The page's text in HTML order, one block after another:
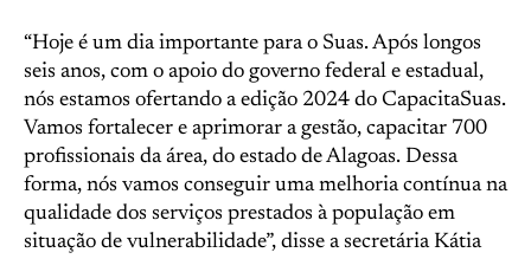
“Hoje é um dia importante para o Suas. Após longos
seis anos, com o apoio do governo federal e estadual,
nós estamos ofertando a edição 2024 do CapacitaSuas.
Vamos fortalecer e aprimorar a gestão, capacitar 700
profissionais da área, do estado de Alagoas. Dessa
forma, nós vamos conseguir uma melhoria contínua na
qualidade dos serviços prestados à população em
situação de vulnerabilidade”, disse a secretária Kátia